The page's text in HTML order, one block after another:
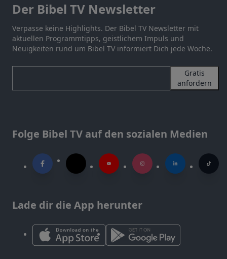
Der Bibel TV Newsletter
Verpasse keine Highlights. Der Bibel TV Newsletter mit
aktuellen Programmtipps, geistlichem Impuls und
Neuigkeiten rund um Bibel TV informiert Dich jede Woche.
Gratis
anfordern
Folge Bibel TV auf den sozialen Medien
Lade dir die App herunter